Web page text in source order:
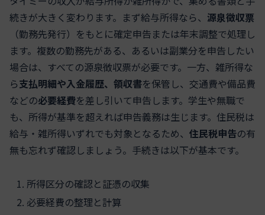
続きが大きく変わります。まず給与所得なら、 源泉徴収票
（勤務先発行）をもとに確定申告または年末調整で処理し
ます。複数の勤務先がある、あるいは副業分を申告したい
場合は、すべての源泉徴収票が必要です。一方、雑所得な
ら支払明細や入金履歴、領収書を保管し、交通費や備品費
などの必要経費を差し引いて申告します。学生や無職で
も、所得が基準を超えれば申告義務は生じます。住民税は
給与・雑所得いずれでも対象となるため、 住民税申告の有
無も忘れず確認しましょう。手続きは以下が基本です。
所得区分の確認と証憑の収集
必要経費の整理と計算